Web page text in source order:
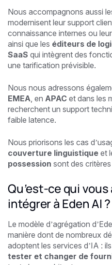
Nous accompagnons aussi
modernisent leur support
connaissance internes ou
ainsi que les éditeurs de
SaaS qui intègrent des
une tarification prévisible.
Nous nous adressons
EMEA , en APAC et dans les
recherchent un support
faible latence.
Nous priorisons les cas
couverture linguistique et
possession sont des
Qu’est-ce qui
intégrer à Eden AI ?
Le modèle d’agrégation
manière dont de nombreux
adoptent les services d’IA :
tester et changer de